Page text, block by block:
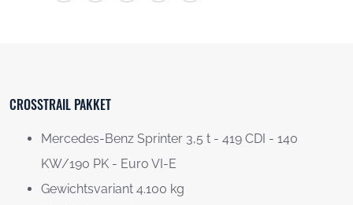
CROSSTRAIL PAKKET
Mercedes-Benz Sprinter 3,5 t - 419 CDI - 140
KW/190 PK - Euro VI-E
Gewichtsvariant 4.100 kg